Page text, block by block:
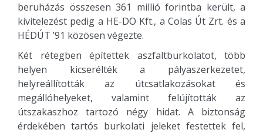
beruházás összesen 361 millió forintba került, a
kivitelezést pedig a HE-DO Kft., a Colas Út Zrt. és a
HÉDÚT ’91 közösen végezte.
Két rétegben építettek aszfaltburkolatot, több
helyen kicserélték a pályaszerkezetet,
helyreállították az útcsatlakozásokat és
megállóhelyeket, valamint felújították az
útszakaszhoz tartozó négy hidat. A biztonság
érdekében tartós burkolati jeleket festettek fel,